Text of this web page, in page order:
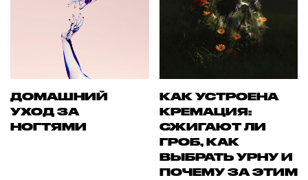
ДОМАШНИЙ
УХОД ЗА
НОГТЯМИ
КАК УСТРОЕНА
КРЕМАЦИЯ:
СЖИГАЮТ ЛИ
ГРОБ, КАК
ВЫБРАТЬ УРНУ И
ПОЧЕМУ ЗА ЭТИМ